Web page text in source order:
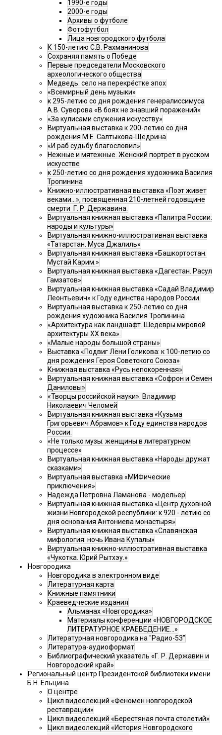
1990-е годы
2000-е годы
Архивы о футболе
Фотофутбол
Лица новгородского футбола
К 150-летию С.В. Рахманинова
Сохраняя память о Победе
Первые председатели Московского
археологического общества
Медведь: село на перекрёстке эпох
«Всемирный день музыки»
к 295-летию со дня рождения генералиссимуса
А.В. Суворова «В боях не знавший поражений»
«За кулисами служения искусству»
Виртуальная выставка к 200-летию со дня
рождения М.Е. Салтыкова-Щедрина
«И раб судьбу благословил»
Нежные и мятежные. Женский портрет в русском
искусстве
к 250-летию со дня рождения художника Василия
Тропинина
Книжно-иллюстративная выставка «Поэт живет
веками…», посвященная 210-летней годовщине
смерти Г. Р. Державина.
Виртуальная книжная выставка «Палитра России:
народы и культуры»
Виртуальная книжно-иллюстративная выставка
«Татарстан. Муса Джалиль»
Виртуальная книжная выставка «Башкортостан.
Мустай Карим.»
Виртуальная книжная выставка «Дагестан. Расул
Гамзатов»
Виртуальная книжная выставка «Садай Владимир
Леонтьевич» к Году единства народов России.
Виртуальная выставка к 250-летию со дня
рождения художника Василия Тропинина
«Архитектура как ландшафт. Шедевры мировой
архитектуры XX века».
«Малые народы большой страны»
Выставка «Подвиг Лёни Голикова: к 100-летию со
дня рождения Героя Советского Союза»
Книжная выставка «Русь непокоренная»
Виртуальная книжная выставка «Софрон и Семен
Даниловы»
«Творцы российской науки». Владимир
Николаевич Челомей
Виртуальная книжная выставка «Кузьма
Григорьевич Абрамов» к Году единства народов
России.
«Не только музы: женщины в литературном
процессе»
Виртуальная книжная выставка «Народы дружат
сказками»
Виртуальная выставка «МИФические
приключения»
Надежда Петровна Ламанова - модельер
Виртуальная книжная выставка «Центр духовной
жизни Новгородской республики: к 920 - летию со
дня основания Антониева монастыря»
Виртуальная книжная выставка «Славянская
мифология: ночь Ивана Купалы»
Виртуальная книжно-иллюстративная выставка
«Чукотка. Юрий Рытхэу.»
Новгородика
Новгородика в электронном виде
Литературная карта
Книжные памятники
Краеведческие издания
Альманах «Новгородика»
Материалы конференции «НОВГОРОДСКОЕ
ЛИТЕРАТУРНОЕ КРАЕВЕДЕНИЕ...»
Литературная новгородика на "Радио-53"
Литература-аудиоформат
Библиографический указатель «Г. Р. Державин и
Новгородский край»
Региональный центр Президентской библиотеки имени
Б.Н. Ельцина
О центре
Цикл видеолекций «Феномен новгородской
реставрации»
Цикл видеолекций «Берестяная почта столетий»
Цикл видеолекций «История Новгородского